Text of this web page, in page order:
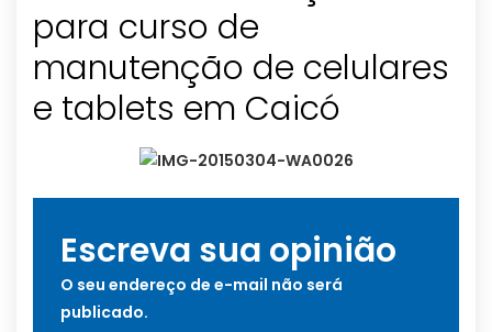
para curso de
manutenção de celulares
e tablets em Caicó
Escreva sua opinião
O seu endereço de e-mail não será
publicado.